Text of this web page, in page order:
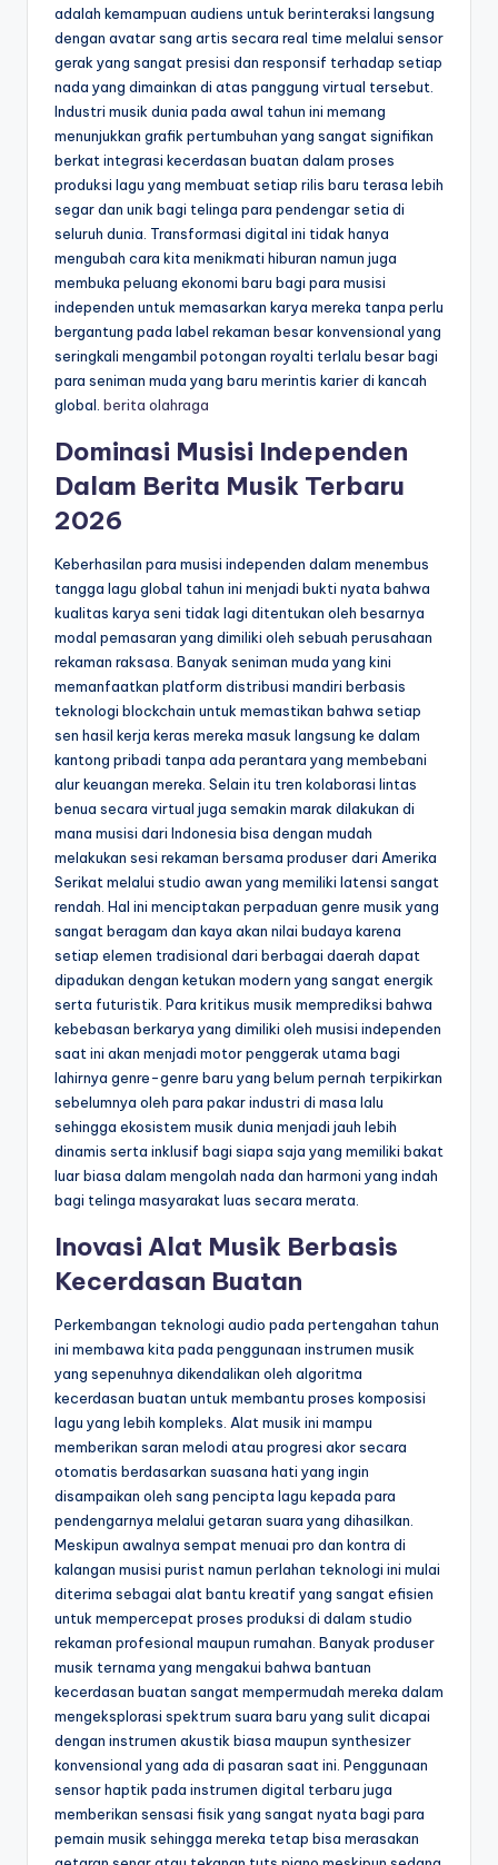
adalah kemampuan audiens untuk berinteraksi langsung
dengan avatar sang artis secara real time melalui sensor
gerak yang sangat presisi dan responsif terhadap setiap
nada yang dimainkan di atas panggung virtual tersebut.
Industri musik dunia pada awal tahun ini memang
menunjukkan grafik pertumbuhan yang sangat signifikan
berkat integrasi kecerdasan buatan dalam proses
produksi lagu yang membuat setiap rilis baru terasa lebih
segar dan unik bagi telinga para pendengar setia di
seluruh dunia. Transformasi digital ini tidak hanya
mengubah cara kita menikmati hiburan namun juga
membuka peluang ekonomi baru bagi para musisi
independen untuk memasarkan karya mereka tanpa perlu
bergantung pada label rekaman besar konvensional yang
seringkali mengambil potongan royalti terlalu besar bagi
para seniman muda yang baru merintis karier di kancah
global. berita olahraga
Dominasi Musisi Independen
Dalam Berita Musik Terbaru
2026
Keberhasilan para musisi independen dalam menembus
tangga lagu global tahun ini menjadi bukti nyata bahwa
kualitas karya seni tidak lagi ditentukan oleh besarnya
modal pemasaran yang dimiliki oleh sebuah perusahaan
rekaman raksasa. Banyak seniman muda yang kini
memanfaatkan platform distribusi mandiri berbasis
teknologi blockchain untuk memastikan bahwa setiap
sen hasil kerja keras mereka masuk langsung ke dalam
kantong pribadi tanpa ada perantara yang membebani
alur keuangan mereka. Selain itu tren kolaborasi lintas
benua secara virtual juga semakin marak dilakukan di
mana musisi dari Indonesia bisa dengan mudah
melakukan sesi rekaman bersama produser dari Amerika
Serikat melalui studio awan yang memiliki latensi sangat
rendah. Hal ini menciptakan perpaduan genre musik yang
sangat beragam dan kaya akan nilai budaya karena
setiap elemen tradisional dari berbagai daerah dapat
dipadukan dengan ketukan modern yang sangat energik
serta futuristik. Para kritikus musik memprediksi bahwa
kebebasan berkarya yang dimiliki oleh musisi independen
saat ini akan menjadi motor penggerak utama bagi
lahirnya genre-genre baru yang belum pernah terpikirkan
sebelumnya oleh para pakar industri di masa lalu
sehingga ekosistem musik dunia menjadi jauh lebih
dinamis serta inklusif bagi siapa saja yang memiliki bakat
luar biasa dalam mengolah nada dan harmoni yang indah
bagi telinga masyarakat luas secara merata.
Inovasi Alat Musik Berbasis
Kecerdasan Buatan
Perkembangan teknologi audio pada pertengahan tahun
ini membawa kita pada penggunaan instrumen musik
yang sepenuhnya dikendalikan oleh algoritma
kecerdasan buatan untuk membantu proses komposisi
lagu yang lebih kompleks. Alat musik ini mampu
memberikan saran melodi atau progresi akor secara
otomatis berdasarkan suasana hati yang ingin
disampaikan oleh sang pencipta lagu kepada para
pendengarnya melalui getaran suara yang dihasilkan.
Meskipun awalnya sempat menuai pro dan kontra di
kalangan musisi purist namun perlahan teknologi ini mulai
diterima sebagai alat bantu kreatif yang sangat efisien
untuk mempercepat proses produksi di dalam studio
rekaman profesional maupun rumahan. Banyak produser
musik ternama yang mengakui bahwa bantuan
kecerdasan buatan sangat mempermudah mereka dalam
mengeksplorasi spektrum suara baru yang sulit dicapai
dengan instrumen akustik biasa maupun synthesizer
konvensional yang ada di pasaran saat ini. Penggunaan
sensor haptik pada instrumen digital terbaru juga
memberikan sensasi fisik yang sangat nyata bagi para
pemain musik sehingga mereka tetap bisa merasakan